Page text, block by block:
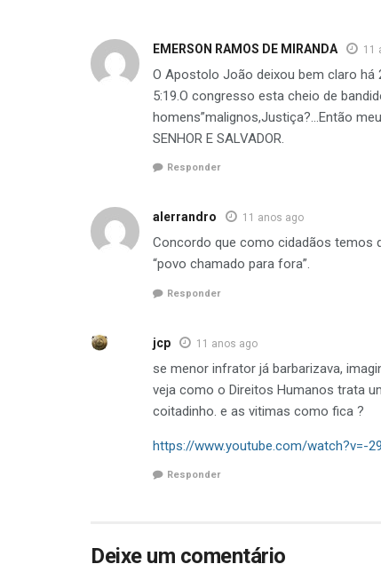
EMERSON RAMOS DE MIRANDA 11
O Apostolo João deixou bem claro há
5:19.O congresso esta cheio de
homens”malignos,Justiça?…Então
SENHOR E SALVADOR.
Responder
alerrandro 11 anos ago
Concordo que como cidadãos temos
“povo chamado para fora”.
Responder
jcp 11 anos ago
se menor infrator já barbarizava,
veja como o Direitos Humanos trata
coitadinho. e as vitimas como fica ?
https://www.youtube.com/watch?v=-
Responder
Deixe um comentário